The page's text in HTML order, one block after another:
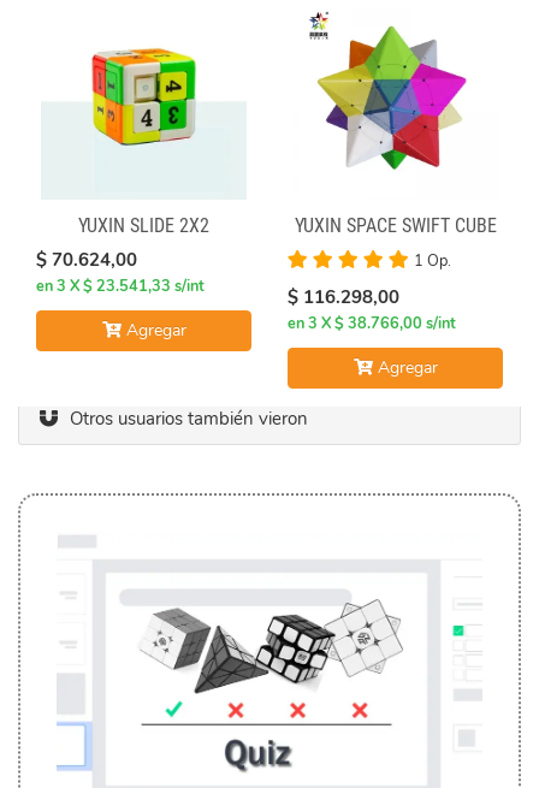
YUXIN SLIDE 2X2
$ 70.624,00
en 3 X $ 23.541,33 s/int
Agregar
YUXIN SPACE SWIFT CUBE
1 Op.
$ 116.298,00
en 3 X $ 38.766,00 s/int
Agregar
Otros usuarios también vieron